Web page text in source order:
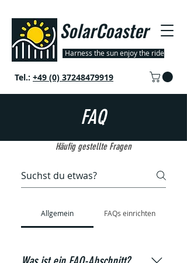
SolarCoaster
Harness the sun enjoy the ride
Tel.: +49 (0) 37248479919
FAQ
Häufig gestellte Fragen
Allgemein FAQs einrichten